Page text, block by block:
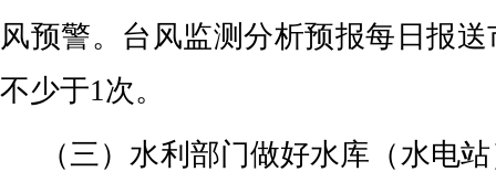
风预警。台风监测分析预报每日报
不少于1次。
（三）水利部门做好水库（水电